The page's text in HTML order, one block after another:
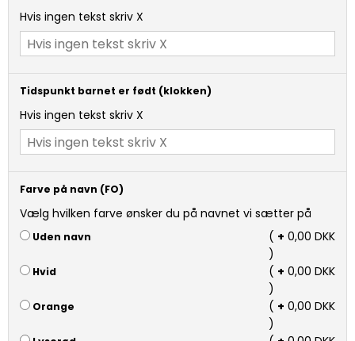
Hvis ingen tekst skriv X
Tidspunkt barnet er født (klokken)
Hvis ingen tekst skriv X
Farve på navn (FO)
Vælg hvilken farve ønsker du på navnet vi sætter på
Uden navn ( + 0,00 DKK
)
Hvid ( + 0,00 DKK
)
Orange ( + 0,00 DKK
)